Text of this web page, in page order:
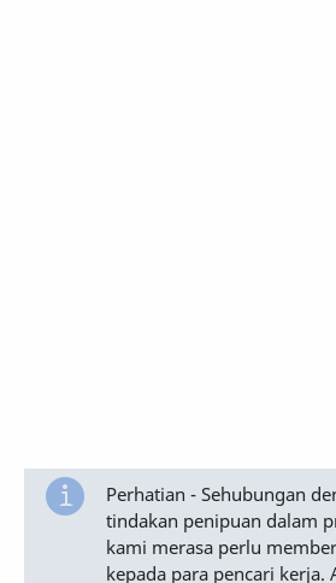
Perhatian - Sehubungan
tindakan penipuan dalam
kami merasa perlu
kepada para pencari kerja.